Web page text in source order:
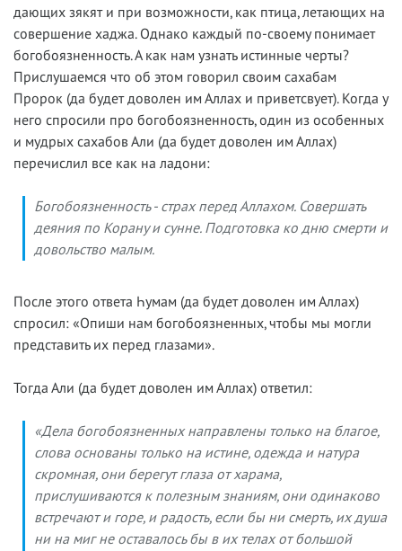
дающих зякят и при возможности, как птица, летающих на
совершение хаджа. Однако каждый по-своему понимает
богобоязненность. А как нам узнать истинные черты?
Прислушаемся что об этом говорил своим сахабам
Пророк (да будет доволен им Аллах и приветсвует). Когда у
него спросили про богобоязненность, один из особенных
и мудрых сахабов Али (да будет доволен им Аллах)
перечислил все как на ладони:
Богобоязненность - страх перед Аллахом. Совершать
деяния по Корану и сунне. Подготовка ко дню смерти и
довольство малым.
После этого ответа Һумам (да будет доволен им Аллах)
спросил: «Опиши нам богобоязненных, чтобы мы могли
представить их перед глазами».
Тогда Али (да будет доволен им Аллах) ответил:
«Дела богобоязненных направлены только на благое,
слова основаны только на истине, одежда и натура
скромная, они берегут глаза от харама,
прислушиваются к полезным знаниям, они одинаково
встречают и горе, и радость, если бы ни смерть, их душа
ни на миг не оставалось бы в их телах от большой